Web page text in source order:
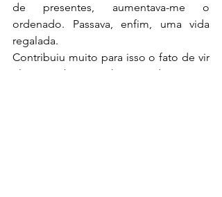
de presentes, aumentava-me o
ordenado. Passava, enfim, uma vida
regalada.
Contribuiu muito para isso o fato de vir
ele a receber uma herança de um seu